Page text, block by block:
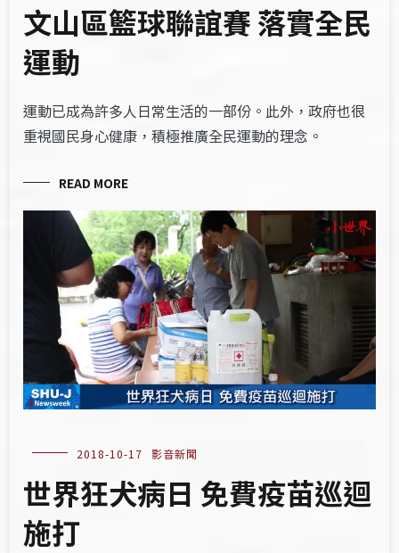
文山區籃球聯誼賽 落實全民
運動
運動已成為許多人日常生活的一部份。此外，政府也很
重視國民身心健康，積極推廣全民運動的理念。
READ MORE
2018-10-17 影音新聞
世界狂犬病日 免費疫苗巡迴
施打